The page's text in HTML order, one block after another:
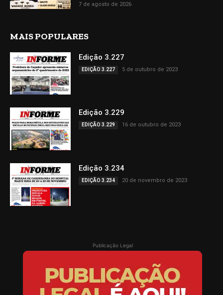
7 de agosto de 2026
MAIS POPULARES
Edição 3.227
EDIÇÃO 3.227 5 de outubro de 2023
Edição 3.229
EDIÇÃO 3.229 16 de outubro de 2023
Edição 3.234
EDIÇÃO 3.234 20 de novembro de 2023
Publicação Legal